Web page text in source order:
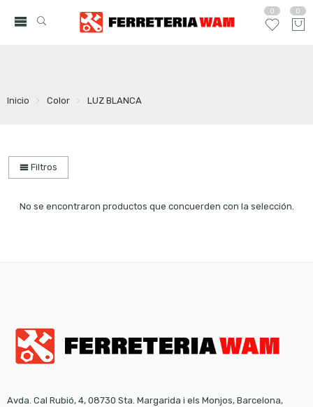
0 0
Inicio Color LUZ BLANCA
Filtros
No se encontraron productos que concuerden con la selección.
Avda. Cal Rubió, 4, 08730 Sta. Margarida i els Monjos, Barcelona,